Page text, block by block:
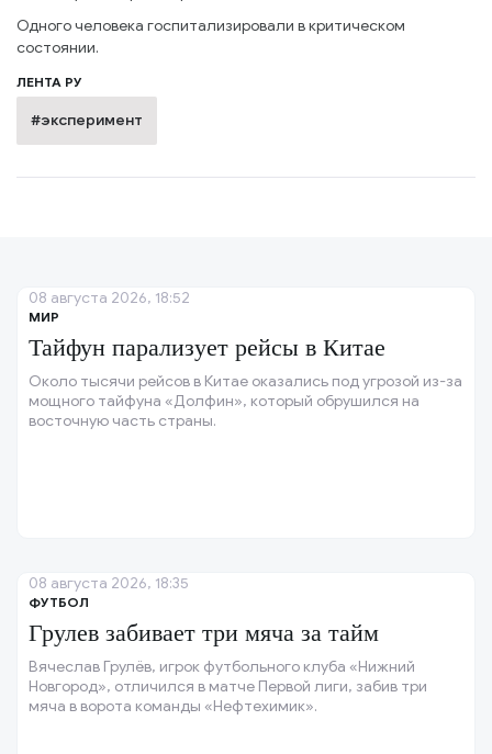
Одного человека госпитализировали в критическом
состоянии.
ЛЕНТА РУ
#эксперимент
МИР
Тайфун парализует рейсы в Китае
Около тысячи рейсов в Китае оказались под угрозой из-за
мощного тайфуна «Долфин», который обрушился на
восточную часть страны.
08 августа 2026, 18:52
ФУТБОЛ
Грулев забивает три мяча за тайм
Вячеслав Грулёв, игрок футбольного клуба «Нижний
Новгород», отличился в матче Первой лиги, забив три
мяча в ворота команды «Нефтехимик».
08 августа 2026, 18:35